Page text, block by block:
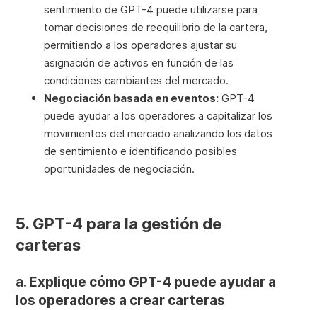
sentimiento de GPT-4 puede utilizarse para
tomar decisiones de reequilibrio de la cartera,
permitiendo a los operadores ajustar su
asignación de activos en función de las
condiciones cambiantes del mercado.
Negociación basada en eventos: GPT-4
puede ayudar a los operadores a capitalizar los
movimientos del mercado analizando los datos
de sentimiento e identificando posibles
oportunidades de negociación.
5. GPT-4 para la gestión de
carteras
a. Explique cómo GPT-4 puede ayudar a
los operadores a crear carteras